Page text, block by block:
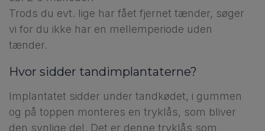
Trods du evt. lige har fået fjernet tænder, søger
vi for du ikke har en mellemperiode uden
tænder.
Hvor sidder tandimplantaterne?
Implantatet sidder under tandkødet, i gummen
og på toppen monteres en tryklås, som bliver
den synlige del. Det er denne tryklås som